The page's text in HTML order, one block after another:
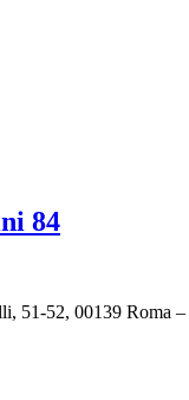
84
51-52, 00139 Roma –